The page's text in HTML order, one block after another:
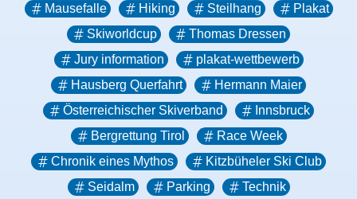
Mausefalle
Hiking Steilhang
Plakat
Skiworldcup
Thomas Dressen
Jury information
plakat-wettbewerb
Hausberg Querfahrt
Hermann Maier
Österreichischer Skiverband
Innsbruck
Bergrettung Tirol
Race Week
Chronik eines Mythos
Kitzbüheler Ski Club
Seidalm
Parking
Technik